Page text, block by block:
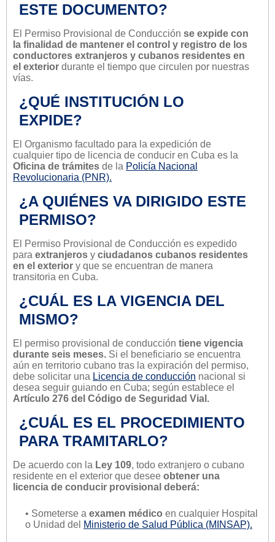
ESTE DOCUMENTO?
El Permiso Provisional de Conducción se expide con
la finalidad de mantener el control y registro de los
conductores extranjeros y cubanos residentes en
el exterior durante el tiempo que circulen por nuestras
vías.
¿QUÉ INSTITUCIÓN LO
EXPIDE?
El Organismo facultado para la expedición de
cualquier tipo de licencia de conducir en Cuba es la
Oficina de trámites de la Policía Nacional
Revolucionaria (PNR).
¿A QUIÉNES VA DIRIGIDO ESTE
PERMISO?
El Permiso Provisional de Conducción es expedido
para extranjeros y ciudadanos cubanos residentes
en el exterior y que se encuentran de manera
transitoria en Cuba.
¿CUÁL ES LA VIGENCIA DEL
MISMO?
El permiso provisional de conducción tiene vigencia
durante seis meses. Si el beneficiario se encuentra
aún en territorio cubano tras la expiración del permiso,
debe solicitar una Licencia de conducción nacional si
desea seguir guiando en Cuba; según establece el
Artículo 276 del Código de Seguridad Vial.
¿CUÁL ES EL PROCEDIMIENTO
PARA TRAMITARLO?
De acuerdo con la Ley 109, todo extranjero o cubano
residente en el exterior que desee obtener una
licencia de conducir provisional deberá:
• Someterse a examen médico en cualquier Hospital
o Unidad del Ministerio de Salud Pública (MINSAP).